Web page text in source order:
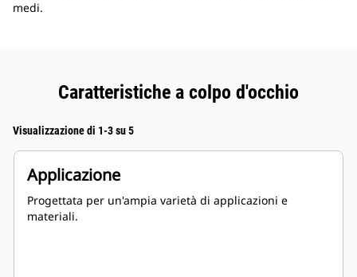
medi.
Caratteristiche a colpo d'occhio
Visualizzazione di 1-3 su 5
Applicazione
Progettata per un'ampia varietà di applicazioni e
materiali.